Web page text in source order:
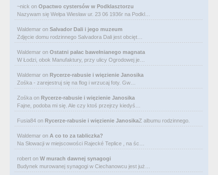
~nick on Opactwo cystersów w Podklasztorzu
Nazywam się Wełpa Wiesław ur. 23 06 1936r na Podkl…
Waldemar on Salvador Dali i jego muzeum
Zdjęcie domu rodzinnego Salvadora Dali jest obcięt…
Waldemar on Ostatni pałac bawełnianego magnata
W Łodzi, obok Manufaktury, przy ulicy Ogrodowej je…
Waldemar on Rycerze-rabusie i więzienie Janosika
Zośka - zarejestruj się na flog i wrzucaj foty. Gw…
Zośka on Rycerze-rabusie i więzienie Janosika
Fajne, podoba mi się. Ale czy ktoś przejrzy kiedyś…
Fusia84 on Rycerze-rabusie i więzienie JanosikaZ albumu rodzinnego.
Waldemar on A co to za tabliczka?
Na Słowacji w miejscowości Rajecké Teplice , na śc…
robert on W murach dawnej synagogi
Budynek murowanej synagogi w Ciechanowcu jest już…